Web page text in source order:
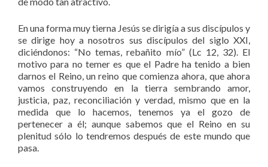
En una forma muy tierna Jesús se dirigía a sus discípulos y
se dirige hoy a nosotros sus discípulos del siglo XXI,
diciéndonos: “No temas, rebañito mío” (Lc 12, 32). El
motivo para no temer es que el Padre ha tenido a bien
darnos el Reino, un reino que comienza ahora, que ahora
vamos construyendo en la tierra sembrando amor,
justicia, paz, reconciliación y verdad, mismo que en la
medida que lo hacemos, tenemos ya el gozo de
pertenecer a él; aunque sabemos que el Reino en su
plenitud sólo lo tendremos después de este mundo que
pasa.